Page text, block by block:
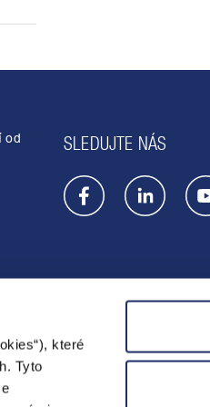
které
Tyto
od SLEDUJTE NÁS